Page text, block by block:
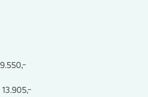
9.550,-
13.905,-